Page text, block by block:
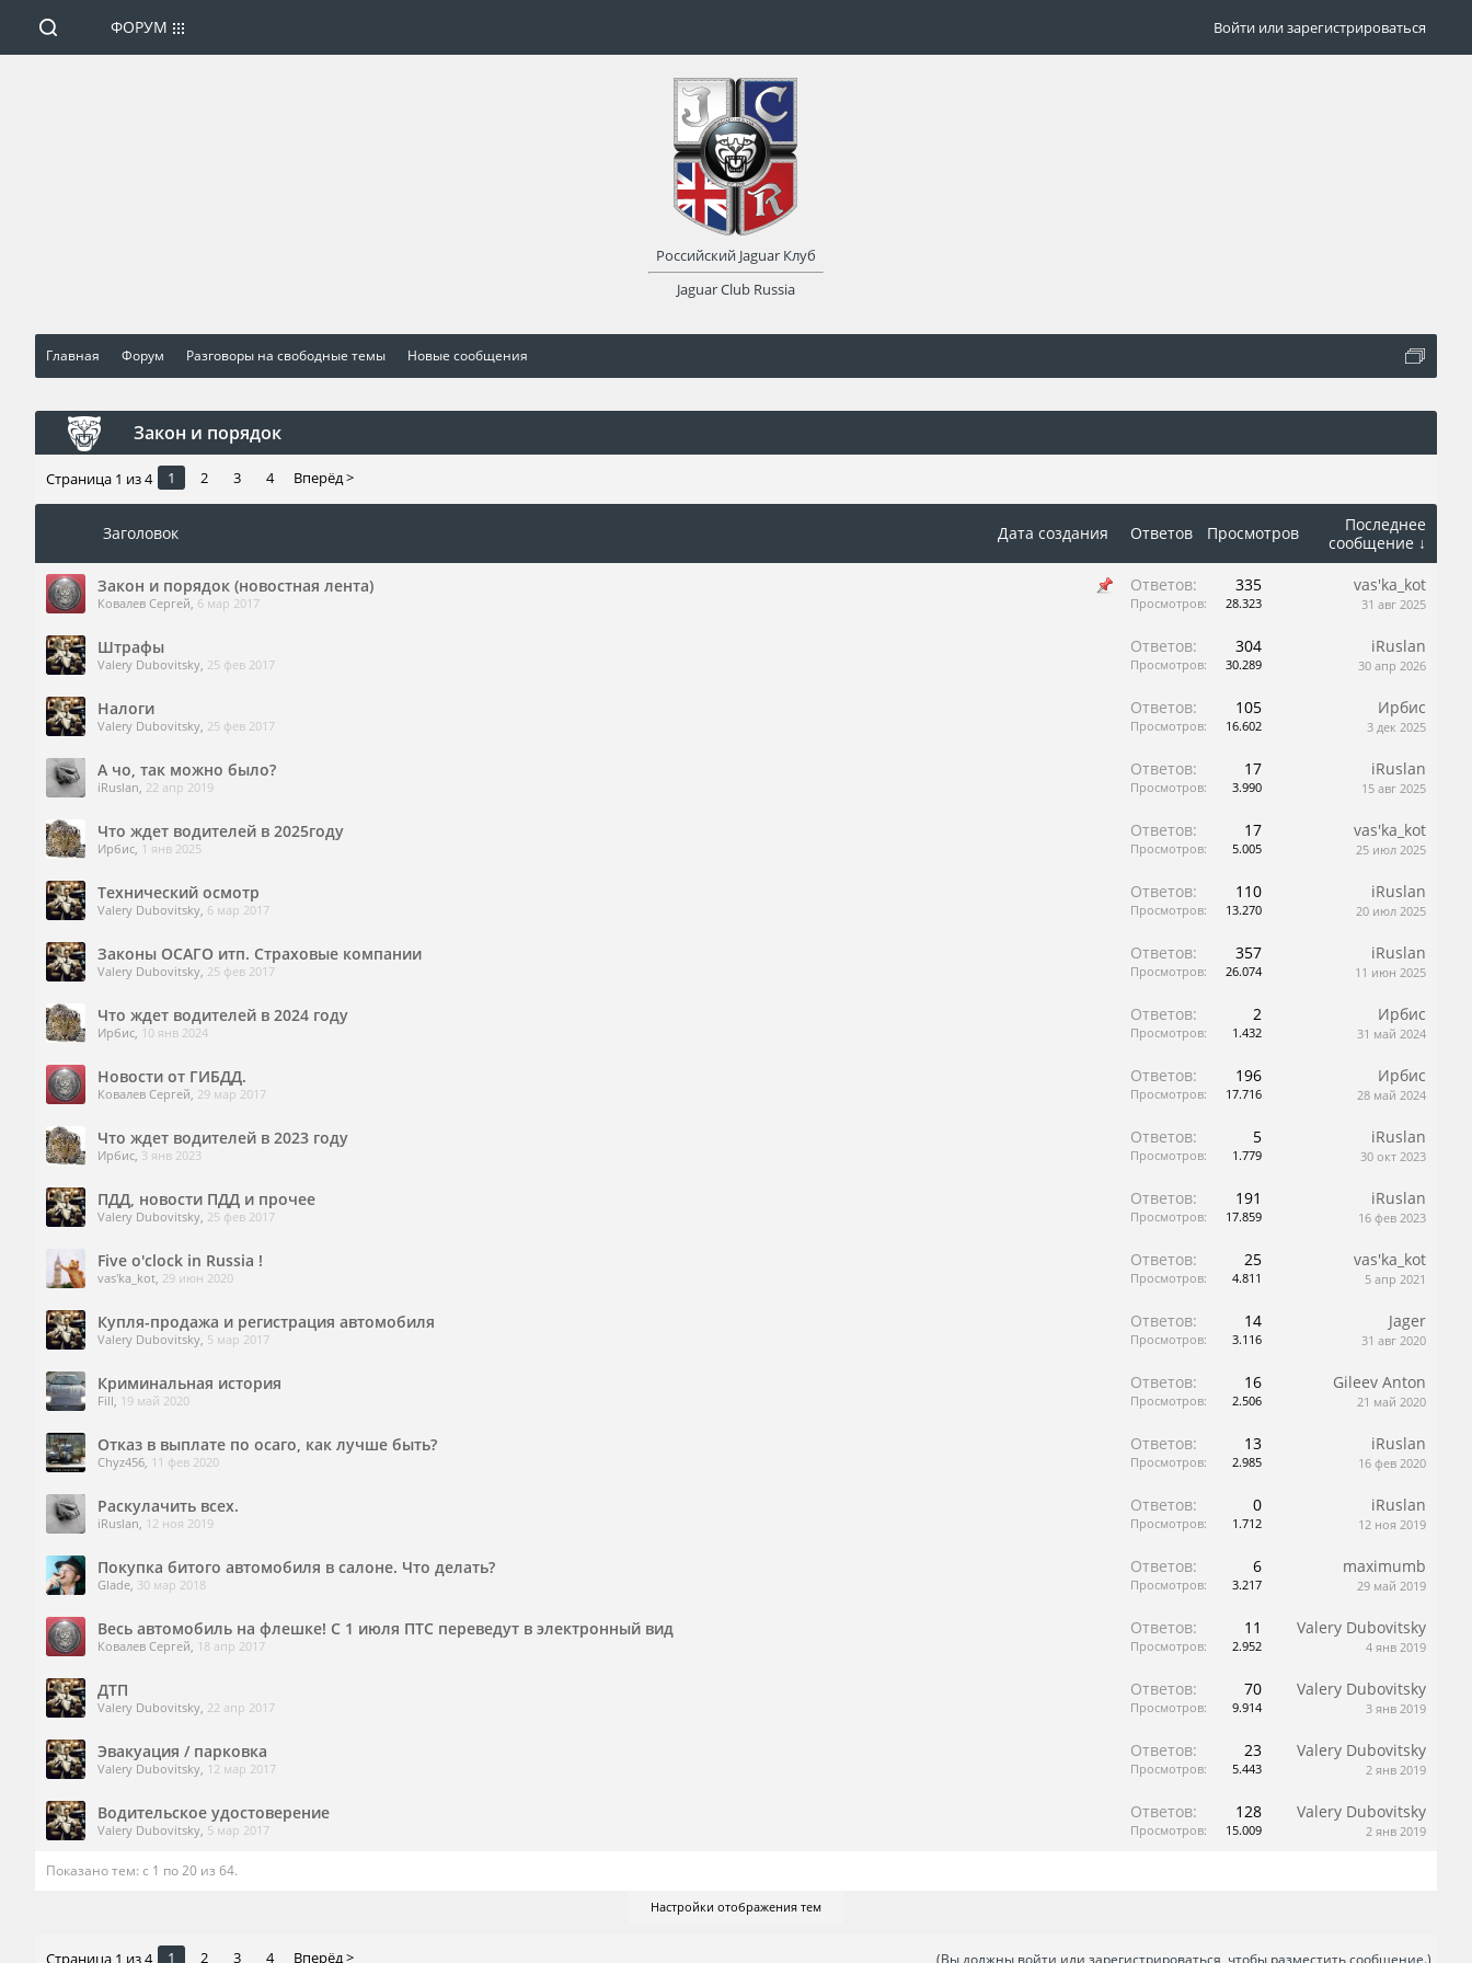
Главная Форум Разговоры на свободные темы Новые сообщения
Закон и порядок
Страница 1 из 4 1 2 3 4 Вперёд >
Заголовок Дата создания Ответов Просмотров
Последнее
сообщение ↓
Закон и порядок (новостная лента)
Ковалев Сергей, 6 мар 2017
Ответов: 335
Просмотров: 28.323
vas'ka_kot
31 авг 2025
Штрафы
Valery Dubovitsky, 25 фев 2017
Ответов: 304
Просмотров: 30.289
iRuslan
30 апр 2026
Налоги
Valery Dubovitsky, 25 фев 2017
Ответов: 105
Просмотров: 16.602
Ирбис
3 дек 2025
А чо, так можно было?
iRuslan, 22 апр 2019
Ответов: 17
Просмотров: 3.990
iRuslan
15 авг 2025
Что ждет водителей в 2025году
Ирбис, 1 янв 2025
Ответов: 17
Просмотров: 5.005
vas'ka_kot
25 июл 2025
Технический осмотр
Valery Dubovitsky, 6 мар 2017
Ответов: 110
Просмотров: 13.270
iRuslan
20 июл 2025
Законы ОСАГО итп. Страховые компании
Valery Dubovitsky, 25 фев 2017
Ответов: 357
Просмотров: 26.074
iRuslan
11 июн 2025
Что ждет водителей в 2024 году
Ирбис, 10 янв 2024
Ответов: 2
Просмотров: 1.432
Ирбис
31 май 2024
Новости от ГИБДД.
Ковалев Сергей, 29 мар 2017
Ответов: 196
Просмотров: 17.716
Ирбис
28 май 2024
Что ждет водителей в 2023 году
Ирбис, 3 янв 2023
Ответов: 5
Просмотров: 1.779
iRuslan
30 окт 2023
ПДД, новости ПДД и прочее
Valery Dubovitsky, 25 фев 2017
Ответов: 191
Просмотров: 17.859
iRuslan
16 фев 2023
Five o'clock in Russia !
vas'ka_kot, 29 июн 2020
Ответов: 25
Просмотров: 4.811
vas'ka_kot
5 апр 2021
Купля-продажа и регистрация автомобиля
Valery Dubovitsky, 5 мар 2017
Ответов: 14
Просмотров: 3.116
Jager
31 авг 2020
Криминальная история
Fill, 19 май 2020
Ответов: 16
Просмотров: 2.506
Gileev Anton
21 май 2020
Отказ в выплате по осаго, как лучше быть?
Chyz456, 11 фев 2020
Ответов: 13
Просмотров: 2.985
iRuslan
16 фев 2020
Раскулачить всех.
iRuslan, 12 ноя 2019
Ответов: 0
Просмотров: 1.712
iRuslan
12 ноя 2019
Покупка битого автомобиля в салоне. Что делать?
Glade, 30 мар 2018
Ответов: 6
Просмотров: 3.217
maximumb
29 май 2019
Весь автомобиль на флешке! С 1 июля ПТС переведут в электронный вид
Ковалев Сергей, 18 апр 2017
Ответов: 11
Просмотров: 2.952
Valery Dubovitsky
4 янв 2019
ДТП
Valery Dubovitsky, 22 апр 2017
Ответов: 70
Просмотров: 9.914
Valery Dubovitsky
3 янв 2019
Эвакуация / парковка
Valery Dubovitsky, 12 мар 2017
Ответов: 23
Просмотров: 5.443
Valery Dubovitsky
2 янв 2019
Водительское удостоверение
Valery Dubovitsky, 5 мар 2017
Ответов: 128
Просмотров: 15.009
Valery Dubovitsky
2 янв 2019
Показано тем: с 1 по 20 из 64.
Настройки отображения тем
(Вы должны войти или зарегистрироваться, чтобы разместить сообщение.)
Страница 1 из 4 1 2 3 4 Вперёд >
ФОРУМ
Российский Jaguar Клуб
Jaguar Club Russia
Войти или зарегистрироваться